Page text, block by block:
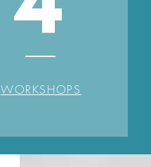
WORKSHOPS